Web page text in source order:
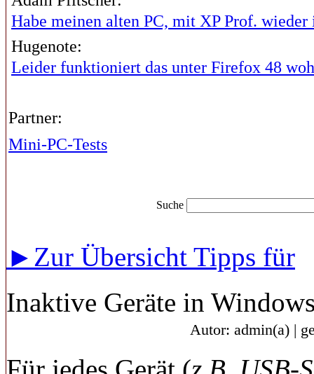
Habe meinen alten PC, mit XP Prof. wieder
Hugenote:
Leider funktioniert das unter Firefox 48
Partner:
Mini-PC-Tests
Suche
►Zur Übersicht Tipps für
Inaktive Geräte in
Autor: admin(a) |